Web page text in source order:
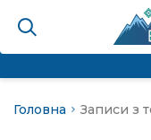
Головна Записи з